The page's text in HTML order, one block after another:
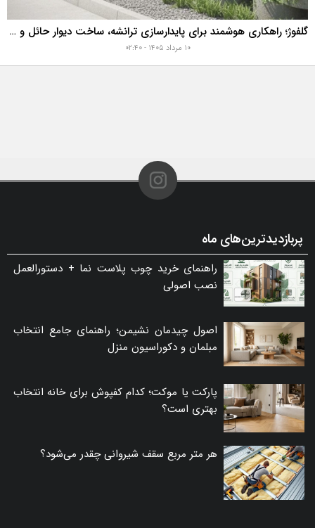
گلفوژ؛ راهکاری هوشمند برای پایدارسازی ترانشه، ساخت دیوار حائل و زیباسازی شهری
پربازدیدترین‌های ماه
راهنمای خرید چوب پلاست نما + دستورالعمل
نصب اصولی
اصول چیدمان نشیمن؛ راهنمای جامع انتخاب
مبلمان و دکوراسیون منزل